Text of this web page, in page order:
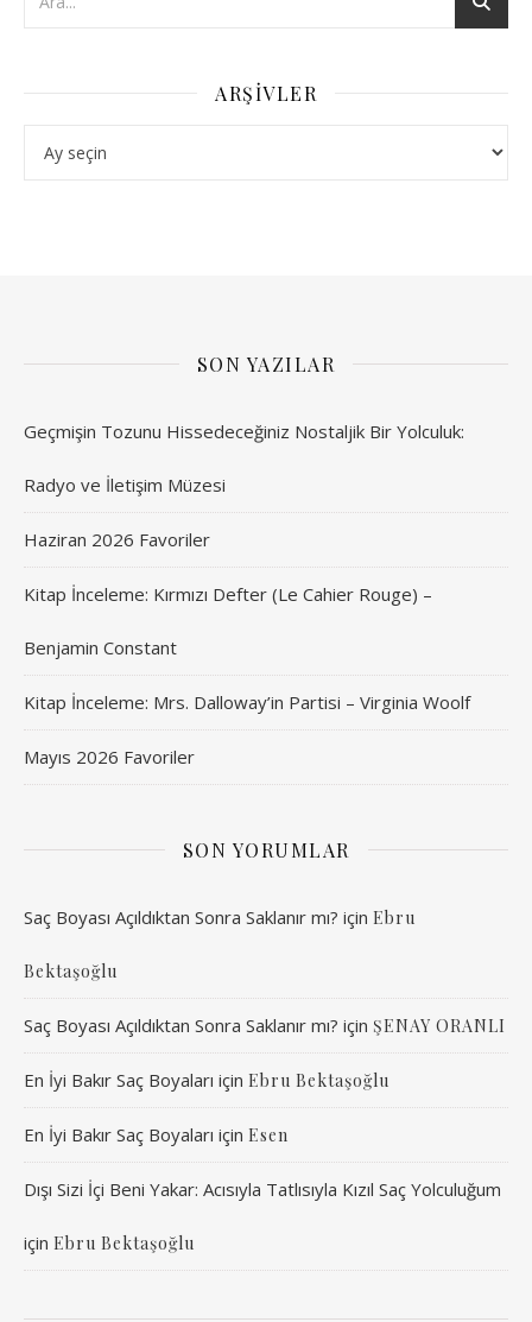
ARŞIVLER
SON YAZILAR
Geçmişin Tozunu Hissedeceğiniz Nostaljik Bir Yolculuk:
Radyo ve İletişim Müzesi
Haziran 2026 Favoriler
Kitap İnceleme: Kırmızı Defter (Le Cahier Rouge) –
Benjamin Constant
Kitap İnceleme: Mrs. Dalloway’in Partisi – Virginia Woolf
Mayıs 2026 Favoriler
SON YORUMLAR
Saç Boyası Açıldıktan Sonra Saklanır mı? için Ebru
Bektaşoğlu
Saç Boyası Açıldıktan Sonra Saklanır mı? için ŞENAY ORANLI
En İyi Bakır Saç Boyaları için Ebru Bektaşoğlu
En İyi Bakır Saç Boyaları için Esen
Dışı Sizi İçi Beni Yakar: Acısıyla Tatlısıyla Kızıl Saç Yolculuğum
için Ebru Bektaşoğlu